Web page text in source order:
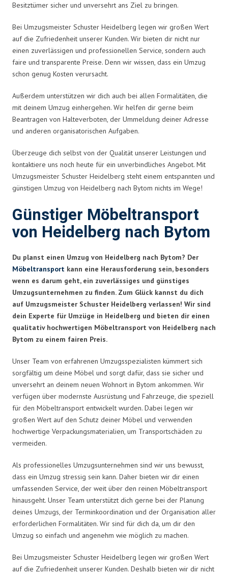
Besitztümer sicher und unversehrt ans Ziel zu bringen.
Bei Umzugsmeister Schuster Heidelberg legen wir großen Wert
auf die Zufriedenheit unserer Kunden. Wir bieten dir nicht nur
einen zuverlässigen und professionellen Service, sondern auch
faire und transparente Preise. Denn wir wissen, dass ein Umzug
schon genug Kosten verursacht.
Außerdem unterstützen wir dich auch bei allen Formalitäten, die
mit deinem Umzug einhergehen. Wir helfen dir gerne beim
Beantragen von Halteverboten, der Ummeldung deiner Adresse
und anderen organisatorischen Aufgaben.
Überzeuge dich selbst von der Qualität unserer Leistungen und
kontaktiere uns noch heute für ein unverbindliches Angebot. Mit
Umzugsmeister Schuster Heidelberg steht einem entspannten und
günstigen Umzug von Heidelberg nach Bytom nichts im Wege!
Günstiger Möbeltransport
von Heidelberg nach Bytom
Du planst einen Umzug von Heidelberg nach Bytom? Der
Möbeltransport kann eine Herausforderung sein, besonders
wenn es darum geht, ein zuverlässiges und günstiges
Umzugsunternehmen zu finden. Zum Glück kannst du dich
auf Umzugsmeister Schuster Heidelberg verlassen! Wir sind
dein Experte für Umzüge in Heidelberg und bieten dir einen
qualitativ hochwertigen Möbeltransport von Heidelberg nach
Bytom zu einem fairen Preis.
Unser Team von erfahrenen Umzugsspezialisten kümmert sich
sorgfältig um deine Möbel und sorgt dafür, dass sie sicher und
unversehrt an deinem neuen Wohnort in Bytom ankommen. Wir
verfügen über modernste Ausrüstung und Fahrzeuge, die speziell
für den Möbeltransport entwickelt wurden. Dabei legen wir
großen Wert auf den Schutz deiner Möbel und verwenden
hochwertige Verpackungsmaterialien, um Transportschäden zu
vermeiden.
Als professionelles Umzugsunternehmen sind wir uns bewusst,
dass ein Umzug stressig sein kann. Daher bieten wir dir einen
umfassenden Service, der weit über den reinen Möbeltransport
hinausgeht. Unser Team unterstützt dich gerne bei der Planung
deines Umzugs, der Terminkoordination und der Organisation aller
erforderlichen Formalitäten. Wir sind für dich da, um dir den
Umzug so einfach und angenehm wie möglich zu machen.
Bei Umzugsmeister Schuster Heidelberg legen wir großen Wert
auf die Zufriedenheit unserer Kunden. Deshalb bieten wir dir nicht